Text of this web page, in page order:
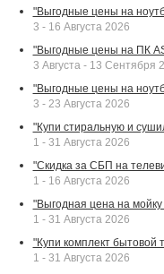
"Выгодные цены на
3 - 16 Августа 2026
"Выгодные цены на ПК
3 Августа - 13 Сентября
"Выгодные цены на
3 - 23 Августа 2026
"Купи стиральную и
1 - 31 Августа 2026
"Скидка за СБП на
1 - 16 Августа 2026
"Выгодная цена на
1 - 31 Августа 2026
"Купи комплект бытовой
1 - 31 Августа 2026